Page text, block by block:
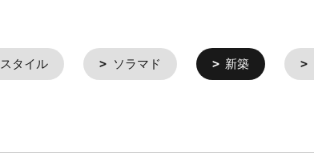
タイル ソラマド 新築